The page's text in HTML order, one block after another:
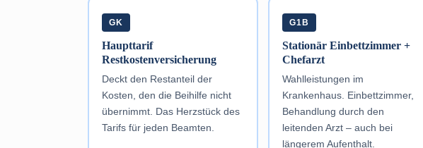
GK
Haupttarif
Restkostenversicherung
Deckt den Restanteil der
Kosten, den die Beihilfe nicht
übernimmt. Das Herzstück des
Tarifs für jeden Beamten.
G1B
Stationär Einbettzimmer +
Chefarzt
Wahlleistungen im
Krankenhaus. Einbettzimmer,
Behandlung durch den
leitenden Arzt – auch bei
längerem Aufenthalt.